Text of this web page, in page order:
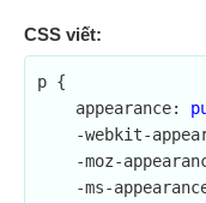
CSS viết:
p {
    appearance:
-webkit-
-moz-
-ms-